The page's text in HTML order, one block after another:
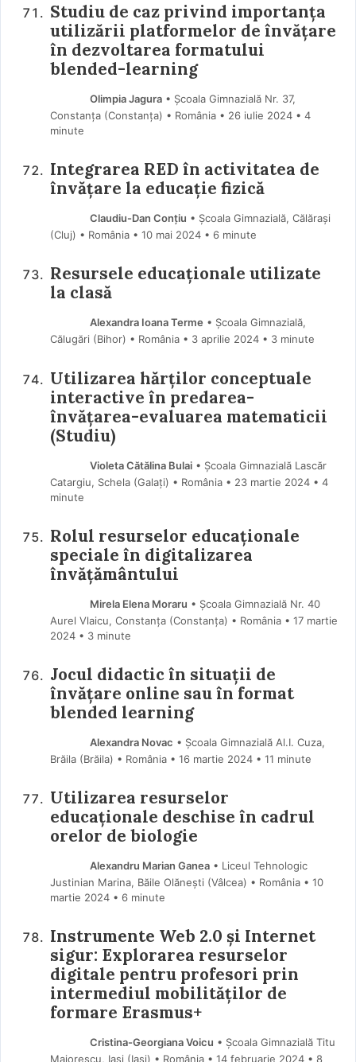
Studiu de caz privind importanța
utilizării platformelor de învățare
în dezvoltarea formatului
blended-learning
Olimpia Jagura• Școala Gimnazială Nr. 37,
Constanța (Constanţa) • România
26 iulie 2024 • 4
minute
Integrarea RED în activitatea de
învățare la educație fizică
Claudiu-Dan Conțiu • Școala Gimnazială, Călărași
(Cluj) • România
10 mai 2024 • 6 minute
Resursele educaționale utilizate
la clasă
Alexandra Ioana Terme • Școala Gimnazială,
Călugări (Bihor) • România
3 aprilie 2024 • 3 minute
Utilizarea hărților conceptuale
interactive în predarea-
învățarea-evaluarea matematicii
(Studiu)
Violeta Cătălina Bulai• Școala Gimnazială Lascăr
Catargiu, Schela (Galaţi) • România
23 martie 2024 • 4
minute
Rolul resurselor educaționale
speciale în digitalizarea
învățământului
Mirela Elena Moraru • Școala Gimnazială Nr. 40
Aurel Vlaicu, Constanța (Constanţa) • România
17 martie
2024 • 3 minute
Jocul didactic în situații de
învățare online sau în format
blended learning
Alexandra Novac • Școala Gimnazială Al.I. Cuza,
Brăila (Brăila) • România
16 martie 2024 • 11 minute
Utilizarea resurselor
educaționale deschise în cadrul
orelor de biologie
Alexandru Marian Ganea• Liceul Tehnologic
Justinian Marina, Băile Olănești (Vâlcea) • România
10
martie 2024 • 6 minute
Instrumente Web 2.0 și Internet
sigur: Explorarea resurselor
digitale pentru profesori prin
intermediul mobilităților de
formare Erasmus+
Cristina-Georgiana Voicu • Școala Gimnazială Titu
Maiorescu, Iași (Iaşi) • România
14 februarie 2024 • 8